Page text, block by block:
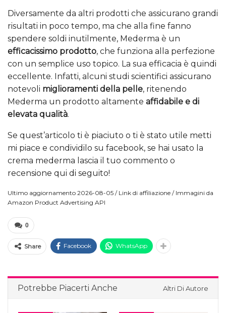
Diversamente da altri prodotti che assicurano grandi
risultati in poco tempo, ma che alla fine fanno
spendere soldi inutilmente, Mederma è un
efficacissimo prodotto, che funziona alla perfezione
con un semplice uso topico. La sua efficacia è quindi
eccellente. Infatti, alcuni studi scientifici assicurano
notevoli miglioramenti della pelle, ritenendo
Mederma un prodotto altamente affidabile e di
elevata qualità.
Se quest’articolo ti è piaciuto o ti è stato utile metti
mi piace e condividilo su facebook, se hai usato la
crema mederma lascia il tuo commento o
recensione qui di seguito!
Ultimo aggiornamento 2026-08-05 / Link di affiliazione / Immagini da
Amazon Product Advertising API
0
Share Facebook WhatsApp
Potrebbe Piacerti Anche Altri Di Autore